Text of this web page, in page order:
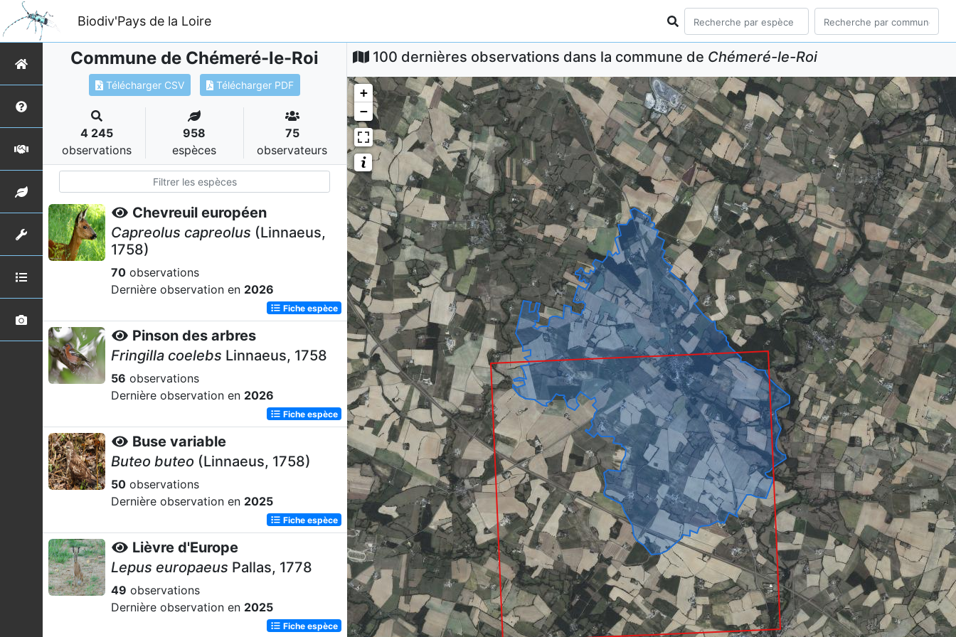
Biodiv'Pays de la Loire
Commune de Chémeré-le-Roi
Télécharger CSV Télécharger PDF
4 245
observations
958
espèces
75
observateurs
Chevreuil européen
Capreolus capreolus (Linnaeus,
1758)
70 observations
Dernière observation en 2026
Fiche espèce
Pinson des arbres
Fringilla coelebs Linnaeus, 1758
56 observations
Dernière observation en 2026
Fiche espèce
Buse variable
Buteo buteo (Linnaeus, 1758)
50 observations
Dernière observation en 2025
Fiche espèce
Lièvre d'Europe
Lepus europaeus Pallas, 1778
49 observations
Dernière observation en 2025
Fiche espèce
100 dernières observations dans la commune de Chémeré-le-Roi
+
−